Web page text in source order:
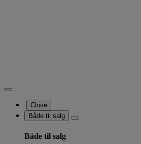
Close
Både til salg
Både til salg